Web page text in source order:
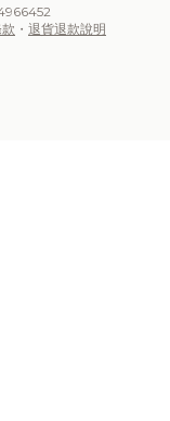
・ 退貨退款說明